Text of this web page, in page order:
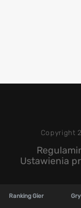
Copyright
Ustawienia
Ranking Gier Gry